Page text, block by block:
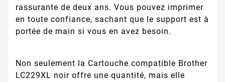
rassurante de deux ans. Vous pouvez imprimer
en toute confiance, sachant que le support est à
portée de main si vous en avez besoin.
Non seulement la Cartouche compatible Brother
LC229XL noir offre une quantité, mais elle